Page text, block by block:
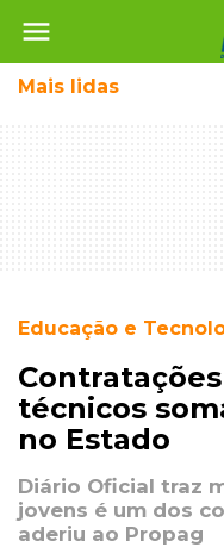
menu
Mais lidas
Educação e
técnicos
no Estado
Diário Oficial traz
jovens é um dos
aderiu ao Propag